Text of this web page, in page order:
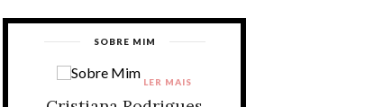
SOBRE MIM
LER MAIS